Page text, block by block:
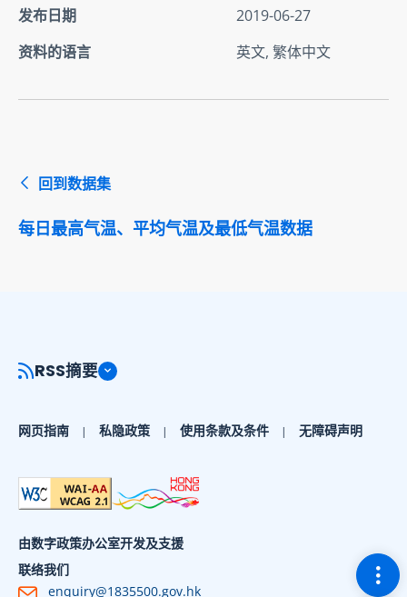
发布日期
2019-06-27
资料的语言
英文, 繁体中文
回到数据集
每日最高气温、平均气温及最低气温数据
切
RSS摘要
网页指南 私隐政策 使用条款及条件 无障碍声明
由数字政策办公室开发及支援
联络我们
enquiry@1835500.gov.hk